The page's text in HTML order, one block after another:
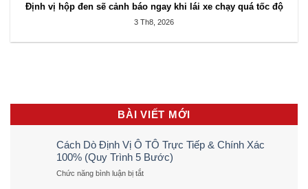
Định vị hộp đen sẽ cảnh báo ngay khi lái xe chạy quá tốc độ
3 Th8, 2026
BÀI VIẾT MỚI
Cách Dò Định Vị Ô TÔ Trực Tiếp & Chính Xác
100% (Quy Trình 5 Bước)
Chức năng bình luận bị tắtở